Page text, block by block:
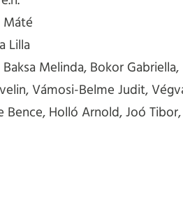
Lilla
Baksa Melinda, Bokor
Vámosi-Belme Judit,
Bence, Holló Arnold, Joó